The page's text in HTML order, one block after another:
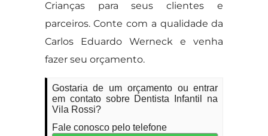
Crianças para seus clientes e
parceiros. Conte com a qualidade da
Carlos Eduardo Werneck e venha
fazer seu orçamento.
Gostaria de um orçamento ou entrar
em contato sobre Dentista Infantil na
Vila Rossi?
Fale conosco pelo telefone